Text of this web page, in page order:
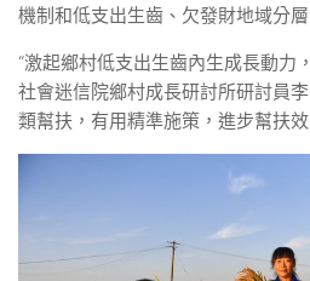
機制和低支出生齒、欠發財地域分
“激起鄉村低支出生齒內生成長動力
社會迷信院鄉村成長研討所研討員
類幫扶，有用精準施策，進步幫扶效